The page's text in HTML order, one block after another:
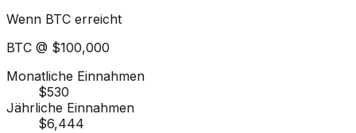
Wenn BTC erreicht
BTC @ $100,000
Monatliche Einnahmen
$530
Jährliche Einnahmen
$6,444